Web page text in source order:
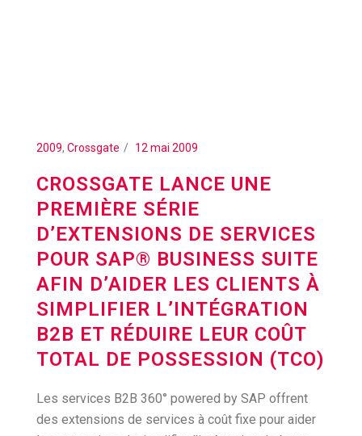
2009, Crossgate 12 mai 2009
CROSSGATE LANCE UNE
PREMIÈRE SÉRIE
D’EXTENSIONS DE SERVICES
POUR SAP® BUSINESS SUITE
AFIN D’AIDER LES CLIENTS À
SIMPLIFIER L’INTÉGRATION
B2B ET RÉDUIRE LEUR COÛT
TOTAL DE POSSESSION (TCO)
Les services B2B 360° powered by SAP offrent
des extensions de services à coût fixe pour aider